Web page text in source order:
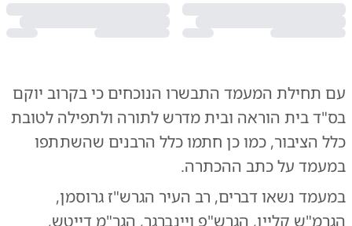
עם תחילת המעמד התבשרו הנוכחים כי בקרוב יוקם
בס"ד בית הוראה ובית מדרש לתורה ולתפילה לטובת
כלל הציבור, כמו כן חתמו כלל הרבנים שהשתתפו
במעמד על כתב ההכתרה.
במעמד נשאו דברים, רב העיר הגרש"ז גרוסמן,
הגרמ"ש קליין, הגרש"פ ויינברגר, הגר"מ דייטש,